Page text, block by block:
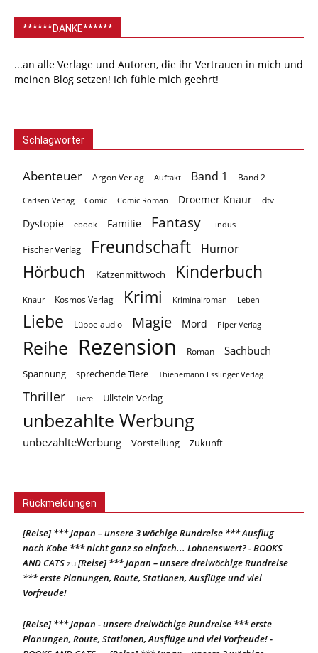
******DANKE******
...an alle Verlage und Autoren, die ihr Vertrauen in mich und
meinen Blog setzen! Ich fühle mich geehrt!
Schlagwörter
Abenteuer Argon Verlag Auftakt Band 1 Band 2
Carlsen Verlag Comic Comic Roman Droemer Knaur dtv
Dystopie ebook Familie Fantasy Findus
Fischer Verlag Freundschaft Humor
Hörbuch Katzenmittwoch Kinderbuch
Knaur Kosmos Verlag Krimi Kriminalroman Leben
Liebe Lübbe audio Magie Mord Piper Verlag
Reihe Rezension Roman Sachbuch
Spannung sprechende Tiere Thienemann Esslinger Verlag
Thriller Tiere Ullstein Verlag
unbezahlte Werbung
unbezahlteWerbung Vorstellung Zukunft
Rückmeldungen
[Reise] *** Japan – unsere 3 wöchige Rundreise *** Ausflug
nach Kobe *** nicht ganz so einfach... Lohnenswert? - BOOKS
AND CATSzu[Reise] *** Japan – unsere dreiwöchige Rundreise
*** erste Planungen, Route, Stationen, Ausflüge und viel
Vorfreude!
[Reise] *** Japan - unsere dreiwöchige Rundreise *** erste
Planungen, Route, Stationen, Ausflüge und viel Vorfreude! -